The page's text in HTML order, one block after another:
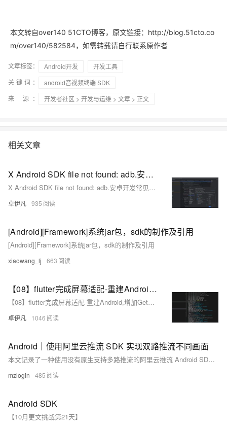
本文转自over140 51CTO博客，原文链接：http://blog.51cto.co
m/over140/582584，如需转载请自行联系原作者
文章标签： Android开发
开发工具
关键词：
android音视频终端 SDK
来 源：
开发者社区 > 开发与运维 > 文章 > 正文
相关文章
X Android SDK file not found: adb.安卓开发常见问题-Android SDK 缺少 `adb`（Android Debug Bridge）-优雅草卓伊凡
X Android SDK file not found: adb.安卓开发常见问题-Android SDK 缺少 `adb`（Android Debug Bridge）-优雅草卓伊凡
卓伊凡 935
[Android][Framework]系统jar包，sdk的制作及引用
[Android][Framework]系统jar包，sdk的制作及引用
xiaowang_lj 663
【08】flutter完成屏幕适配-重建Android,增加GetX路由,屏幕适配,基础导航栏-多版本SDK以及gradle造成的关于fvm的使用（flutter version manage）-卓伊凡换人优雅草Alex-开发完整的社交APP-前端客户端开发+数据联调|以优雅草商业项目为例做开发-flutter开发-全流程-商业应用级实战开发-优雅草Alex
【08】flutter完成屏幕适配-重建Android,增加GetX路由,屏幕适配,基础导航栏-多版本SDK以及gradle造成的关于fvm的使用（flutter version manage）-卓伊凡换人优雅草Alex-开发完整的社交APP-前端客户端开发+数据联调|以优雅草商业项目为例做开发-flutter开发-全流程-商业应用级实战开发-优雅草Alex
卓伊凡 1046
Android｜使用阿里云推流 SDK 实现双路推流不同画面
本文记录了一种使用没有原生支持多路推流的阿里云推流 Android SDK，实现同时推送两路不同画面的流的方法。
mzlogin 485
Android SDK
【10月更文挑战第21天】